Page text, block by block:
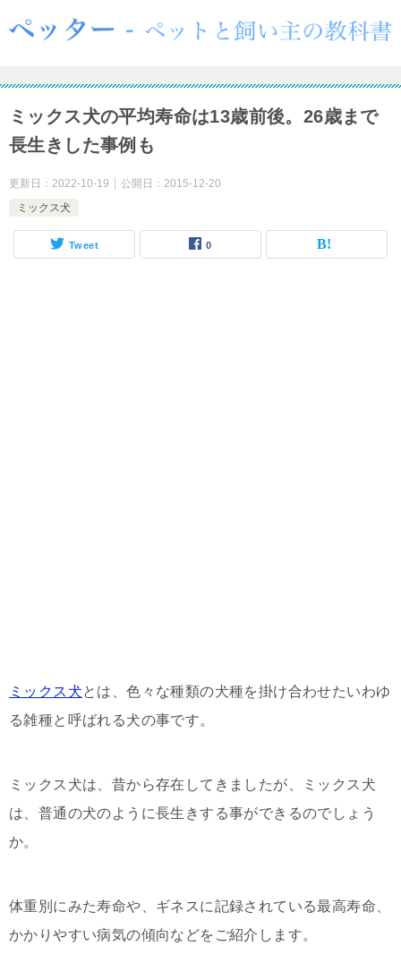
ミックス犬の平均寿命は13歳前後。26歳まで
長生きした事例も
更新日： 2022-10-19 公開日： 2015-12-20
ミックス犬
Tweet 0
ミックス犬とは、色々な種類の犬種を掛け合わせたいわゆ
る雑種と呼ばれる犬の事です。
ミックス犬は、昔から存在してきましたが、ミックス犬
は、普通の犬のように長生きする事ができるのでしょう
か。
体重別にみた寿命や、ギネスに記録されている最高寿命、
かかりやすい病気の傾向などをご紹介します。